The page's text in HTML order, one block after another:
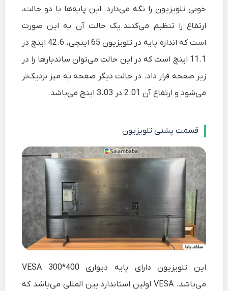
خوبی تلویزیون را نگه می‌دارد. این پایه‌ها با دو حالت،
ارتفاع را تنظیم می‌کنند.یک حالت آن به این صورت
است که اندازه پایه در تلویزیون 65 اینچی، 42.6 اینچ در
11.1 اینچ است که در این حالت می‌توان ساندبارها را در
زیر صفحه قرار داد. در حالت دیگر صفحه به میز نزدیک‌تر
می‌شود و ارتفاع آن 2.01 در 3.03 اینچ می‌باشد.
قسمت پشتی تلویزیون
این تلویزیون دارای پایه دیواری 400*300 VESA
می‌باشد. VESA اولین استاندارد بین المللی می‌باشد که